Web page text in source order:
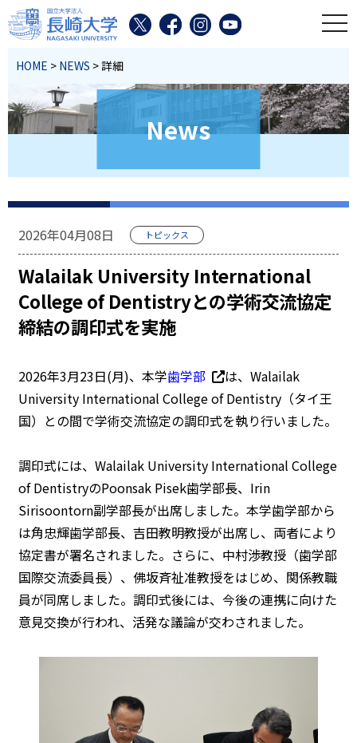
HOME > NEWS > 詳細
News
2026年04月08日 トピックス
Walailak University International
College of Dentistryとの学術交流協定
締結の調印式を実施
2026年3月23日(月)、本学歯学部
は、Walailak
University International College of Dentistry（タイ王
国）との間で学術交流協定の調印式を執り行いました。
調印式には、Walailak University International College
of DentistryのPoonsak Pisek歯学部長、Irin
Sirisoontorn副学部長が出席しました。本学歯学部から
は角忠輝歯学部長、吉田教明教授が出席し、両者により
協定書が署名されました。さらに、中村渉教授（歯学部
国際交流委員長）、佛坂斉祉准教授をはじめ、関係教職
員が同席しました。調印式後には、今後の連携に向けた
意見交換が行われ、活発な議論が交わされました。